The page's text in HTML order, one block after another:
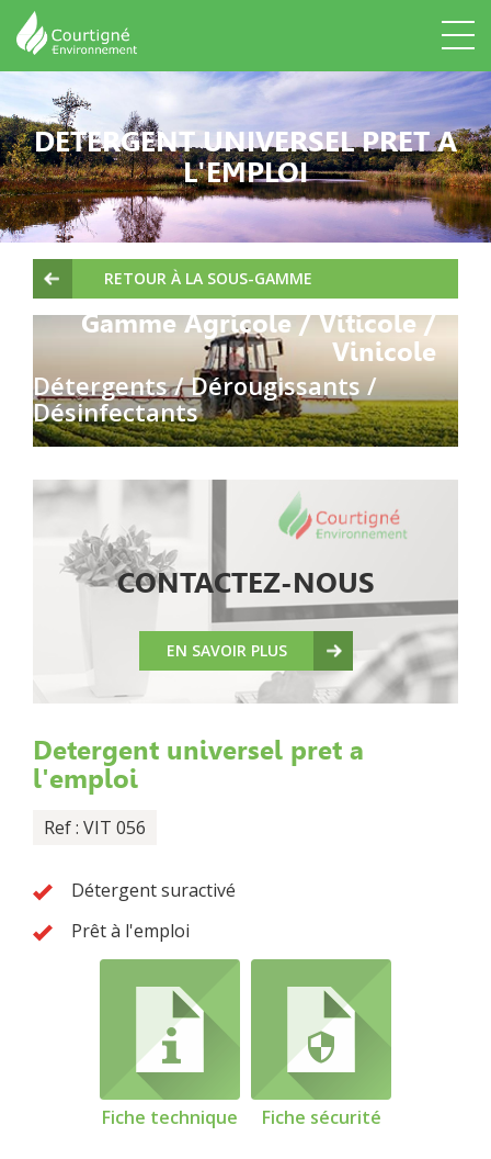
DETERGENT UNIVERSEL PRET A
L'EMPLOI
RETOUR À LA SOUS-GAMME
Gamme Agricole / Viticole /
Vinicole
Détergents / Dérougissants /
Désinfectants
CONTACTEZ-NOUS
EN SAVOIR PLUS
Detergent universel pret a
l'emploi
Ref : VIT 056
Détergent suractivé
Prêt à l'emploi
Fiche technique Fiche sécurité